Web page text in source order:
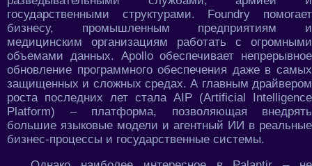
государственными структурами. Foundry помогает
бизнесу, промышленным предприятиям и
медицинским организациям работать с огромными
объемами данных. Apollo обеспечивает непрерывное
обновление программного обеспечения даже в самых
защищенных и сложных средах. А главным драйвером
роста последних лет стала AIP (Artificial Intelligence
Platform) – платформа, позволяющая внедрять
большие языковые модели и агентный ИИ в реальные
бизнес-процессы и государственные системы.